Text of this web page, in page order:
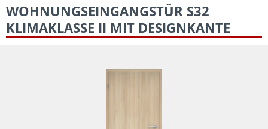
WOHNUNGSEINGANGSTÜR S32
KLIMAKLASSE II MIT DESIGNKANTE